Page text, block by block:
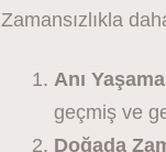
Zamansızlıkla
Anı
geçmiş ve
Doğada